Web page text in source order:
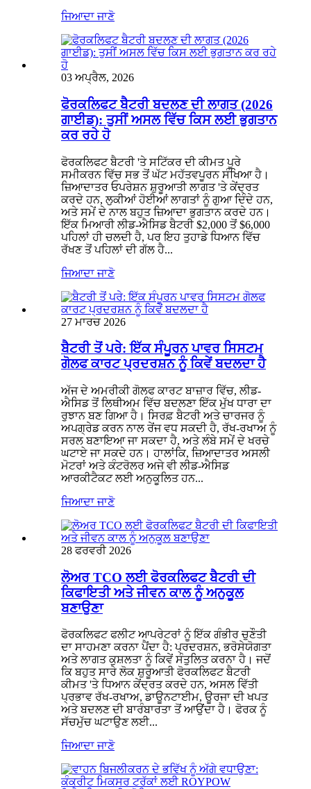
ਜਿਆਦਾ ਜਾਣੋ
03 ਅਪ੍ਰੈਲ, 2026
ਫੋਰਕਲਿਫਟ ਬੈਟਰੀ ਬਦਲਣ ਦੀ ਲਾਗਤ (2026
ਗਾਈਡ): ਤੁਸੀਂ ਅਸਲ ਵਿੱਚ ਕਿਸ ਲਈ ਭੁਗਤਾਨ
ਕਰ ਰਹੇ ਹੋ
ਫੋਰਕਲਿਫਟ ਬੈਟਰੀ 'ਤੇ ਸਟਿੱਕਰ ਦੀ ਕੀਮਤ ਪੂਰੇ
ਸਮੀਕਰਨ ਵਿੱਚ ਸਭ ਤੋਂ ਘੱਟ ਮਹੱਤਵਪੂਰਨ ਸੰਖਿਆ ਹੈ।
ਜ਼ਿਆਦਾਤਰ ਓਪਰੇਸ਼ਨ ਸ਼ੁਰੂਆਤੀ ਲਾਗਤ 'ਤੇ ਕੇਂਦ੍ਰਤ
ਕਰਦੇ ਹਨ, ਲੁਕੀਆਂ ਹੋਈਆਂ ਲਾਗਤਾਂ ਨੂੰ ਗੁਆ ਦਿੰਦੇ ਹਨ,
ਅਤੇ ਸਮੇਂ ਦੇ ਨਾਲ ਬਹੁਤ ਜ਼ਿਆਦਾ ਭੁਗਤਾਨ ਕਰਦੇ ਹਨ।
ਇੱਕ ਮਿਆਰੀ ਲੀਡ-ਐਸਿਡ ਬੈਟਰੀ $2,000 ਤੋਂ $6,000
ਪਹਿਲਾਂ ਹੀ ਚਲਦੀ ਹੈ, ਪਰ ਇਹ ਤੁਹਾਡੇ ਧਿਆਨ ਵਿੱਚ
ਰੱਖਣ ਤੋਂ ਪਹਿਲਾਂ ਦੀ ਗੱਲ ਹੈ...
ਜਿਆਦਾ ਜਾਣੋ
27 ਮਾਰਚ 2026
ਬੈਟਰੀ ਤੋਂ ਪਰੇ: ਇੱਕ ਸੰਪੂਰਨ ਪਾਵਰ ਸਿਸਟਮ
ਗੋਲਫ ਕਾਰਟ ਪ੍ਰਦਰਸ਼ਨ ਨੂੰ ਕਿਵੇਂ ਬਦਲਦਾ ਹੈ
ਅੱਜ ਦੇ ਅਮਰੀਕੀ ਗੋਲਫ ਕਾਰਟ ਬਾਜ਼ਾਰ ਵਿੱਚ, ਲੀਡ-
ਐਸਿਡ ਤੋਂ ਲਿਥੀਅਮ ਵਿੱਚ ਬਦਲਣਾ ਇੱਕ ਮੁੱਖ ਧਾਰਾ ਦਾ
ਰੁਝਾਨ ਬਣ ਗਿਆ ਹੈ। ਸਿਰਫ਼ ਬੈਟਰੀ ਅਤੇ ਚਾਰਜਰ ਨੂੰ
ਅਪਗ੍ਰੇਡ ਕਰਨ ਨਾਲ ਰੇਂਜ ਵਧ ਸਕਦੀ ਹੈ, ਰੱਖ-ਰਖਾਅ ਨੂੰ
ਸਰਲ ਬਣਾਇਆ ਜਾ ਸਕਦਾ ਹੈ, ਅਤੇ ਲੰਬੇ ਸਮੇਂ ਦੇ ਖਰਚੇ
ਘਟਾਏ ਜਾ ਸਕਦੇ ਹਨ। ਹਾਲਾਂਕਿ, ਜ਼ਿਆਦਾਤਰ ਅਸਲੀ
ਮੋਟਰਾਂ ਅਤੇ ਕੰਟਰੋਲਰ ਅਜੇ ਵੀ ਲੀਡ-ਐਸਿਡ
ਆਰਕੀਟੈਕਟ ਲਈ ਅਨੁਕੂਲਿਤ ਹਨ...
ਜਿਆਦਾ ਜਾਣੋ
28 ਫਰਵਰੀ 2026
ਲੋਅਰ TCO ਲਈ ਫੋਰਕਲਿਫਟ ਬੈਟਰੀ ਦੀ
ਕਿਫਾਇਤੀ ਅਤੇ ਜੀਵਨ ਕਾਲ ਨੂੰ ਅਨੁਕੂਲ
ਬਣਾਉਣਾ
ਫੋਰਕਲਿਫਟ ਫਲੀਟ ਆਪਰੇਟਰਾਂ ਨੂੰ ਇੱਕ ਗੰਭੀਰ ਚੁਣੌਤੀ
ਦਾ ਸਾਹਮਣਾ ਕਰਨਾ ਪੈਂਦਾ ਹੈ: ਪ੍ਰਦਰਸ਼ਨ, ਭਰੋਸੇਯੋਗਤਾ
ਅਤੇ ਲਾਗਤ ਕੁਸ਼ਲਤਾ ਨੂੰ ਕਿਵੇਂ ਸੰਤੁਲਿਤ ਕਰਨਾ ਹੈ। ਜਦੋਂ
ਕਿ ਬਹੁਤ ਸਾਰੇ ਲੋਕ ਸ਼ੁਰੂਆਤੀ ਫੋਰਕਲਿਫਟ ਬੈਟਰੀ
ਕੀਮਤ 'ਤੇ ਧਿਆਨ ਕੇਂਦ੍ਰਤ ਕਰਦੇ ਹਨ, ਅਸਲ ਵਿੱਤੀ
ਪ੍ਰਭਾਵ ਰੱਖ-ਰਖਾਅ, ਡਾਊਨਟਾਈਮ, ਊਰਜਾ ਦੀ ਖਪਤ
ਅਤੇ ਬਦਲਣ ਦੀ ਬਾਰੰਬਾਰਤਾ ਤੋਂ ਆਉਂਦਾ ਹੈ। ਫੋਰਕ ਨੂੰ
ਸੱਚਮੁੱਚ ਘਟਾਉਣ ਲਈ...
ਜਿਆਦਾ ਜਾਣੋ